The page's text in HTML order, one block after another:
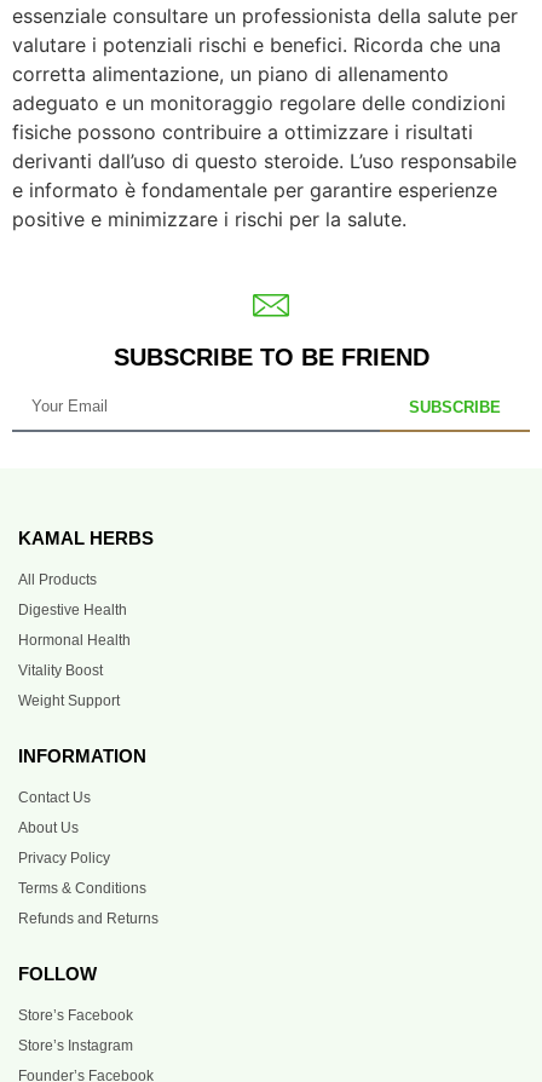
essenziale consultare un professionista della salute per
valutare i potenziali rischi e benefici. Ricorda che una
corretta alimentazione, un piano di allenamento
adeguato e un monitoraggio regolare delle condizioni
fisiche possono contribuire a ottimizzare i risultati
derivanti dall’uso di questo steroide. L’uso responsabile
e informato è fondamentale per garantire esperienze
positive e minimizzare i rischi per la salute.
SUBSCRIBE TO BE FRIEND
SUBSCRIBE
KAMAL HERBS
All Products
Digestive Health
Hormonal Health
Vitality Boost
Weight Support
INFORMATION
Contact Us
About Us
Privacy Policy
Terms & Conditions
Refunds and Returns
FOLLOW
Store’s Facebook
Store’s Instagram
Founder’s Facebook